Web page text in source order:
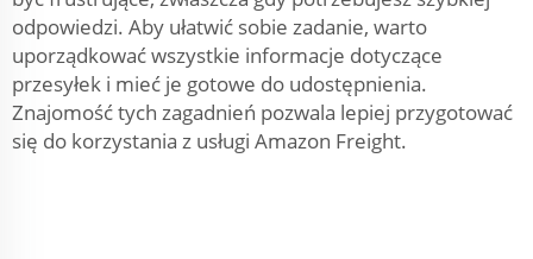
odpowiedzi. Aby ułatwić sobie zadanie, warto
uporządkować wszystkie informacje dotyczące
przesyłek i mieć je gotowe do udostępnienia.
Znajomość tych zagadnień pozwala lepiej przygotować
się do korzystania z usługi Amazon Freight.